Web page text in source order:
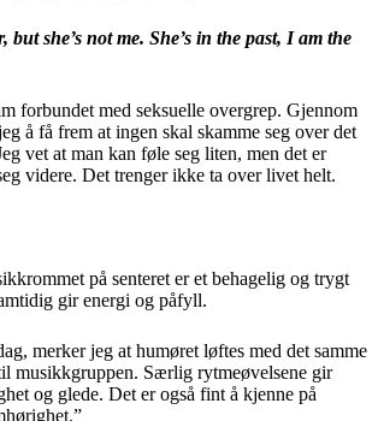
but she’s not me. She’s in the past, I am the
forbundet med seksuelle overgrep. Gjennom
å få frem at ingen skal skamme seg over det
vet at man kan føle seg liten, men det er
videre. Det trenger ikke ta over livet helt.
på senteret er et behagelig og trygt
gir energi og påfyll.
merker jeg at humøret løftes med det samme
musikkgruppen. Særlig rytmeøvelsene gir
og glede. Det er også fint å kjenne på